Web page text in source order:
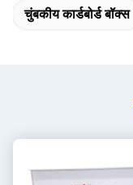
चुंबकीय कार्डबोर्ड बॉक्स